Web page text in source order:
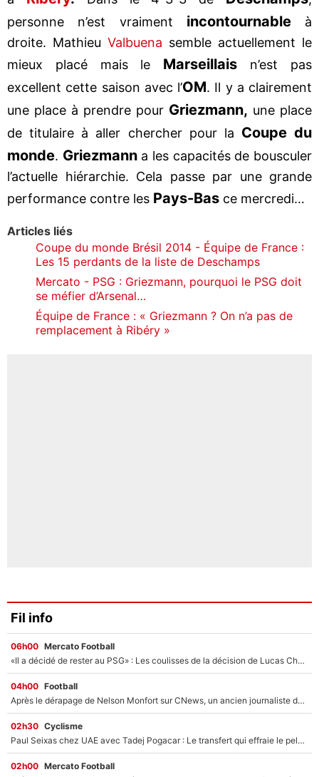
personne n’est vraiment incontournableà
droite. Mathieu Valbuena semble actuellement le
mieux placé mais le Marseillais n’est pas
excellent cette saison avec l’OM. Il y a clairement
une place à prendre pour Griezmann, une place
de titulaire à aller chercher pour la Coupe du
monde. Griezmann a les capacités de bousculer
l’actuelle hiérarchie. Cela passe par une grande
performance contre les Pays-Bas ce mercredi…
Articles liés
Coupe du monde Brésil 2014 - Équipe de France :
Les 15 perdants de la liste de Deschamps
Mercato - PSG : Griezmann, pourquoi le PSG doit
se méfier d’Arsenal…
Équipe de France : « Griezmann ? On n’a pas de
remplacement à Ribéry »
Fil info
06h00 Mercato Football
«Il a décidé de rester au PSG» : Les coulisses de la décision de Lucas Chevalier pour son transfert
04h00 Football
Après le dérapage de Nelson Monfort sur CNews, un ancien journaliste de France Télévisions relance la polémique sur les incendies en Gironde
02h30 Cyclisme
Paul Seixas chez UAE avec Tadej Pogacar : Le transfert qui effraie le peloton, «c’est la pire des choses qui puisse arriver»
02h00 Mercato Football